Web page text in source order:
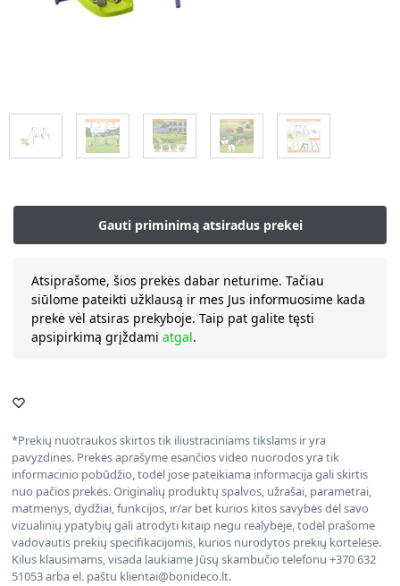
Atsiprašome, šios prekės dabar neturime. Tačiau
siūlome pateikti užklausą ir mes Jus informuosime kada
prekė vėl atsiras prekyboje. Taip pat galite tęsti
apsipirkimą grįždami atgal.
*Prekių nuotraukos skirtos tik iliustraciniams tikslams ir yra
pavyzdinės. Prekės aprašyme esančios video nuorodos yra tik
informacinio pobūdžio, todėl jose pateikiama informacija gali skirtis
nuo pačios prekės. Originalių produktų spalvos, užrašai, parametrai,
matmenys, dydžiai, funkcijos, ir/ar bet kurios kitos savybės dėl savo
vizualinių ypatybių gali atrodyti kitaip negu realybėje, todėl prašome
vadovautis prekių specifikacijomis, kurios nurodytos prekių kortelėse.
Kilus klausimams, visada laukiame Jūsų skambučio telefonu +370 632
51053 arba el. paštu klientai@bonideco.lt.